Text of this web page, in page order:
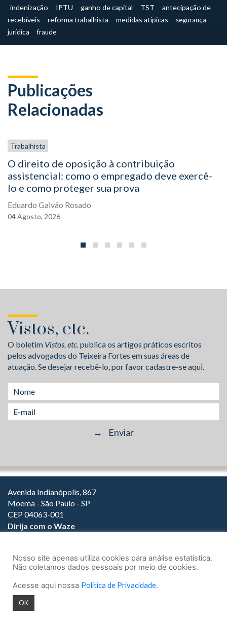
indenização
IPTU ganho de capital TST
antecipação de
recebíveis
reforma trabalhista medidas atípicas
segurança
jurídica
fraude
Publicações
Relacionadas
Trabalhista
O direito de oposição à contribuição
assistencial: como o empregado deve exercê-
lo e como proteger sua prova
Eduardo Galvão Rosado
04Agosto, 2026
Vistos, etc.
O boletim Vistos, etc.publica os artigos práticos escritos
pelos advogados do Teixeira Fortes em suas áreas de
atuação. Se desejar recebê-lo, por favor cadastre-se aqui.
Avenida Indianópolis, 867
Moema - São Paulo - SP
CEP 04063-001
Dirija com o Waze
(11) 3147-1800
© 2026.
Nosso site apenas utiliza cookies para análise estatística.
Não coletamos dados pessoais por meio de cookies.
Acesse aqui nossa Política de Privacidade.
OK